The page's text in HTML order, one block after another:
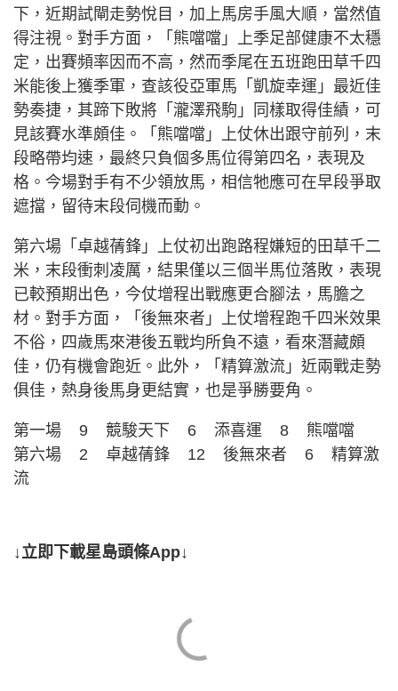
下，近期試閘走勢悅目，加上馬房手風大順，當然值
得注視。對手方面，「熊噹噹」上季足部健康不太穩
定，出賽頻率因而不高，然而季尾在五班跑田草千四
米能後上獲季軍，查該役亞軍馬「凱旋幸運」最近佳
勢奏捷，其蹄下敗將「瀧澤飛駒」同樣取得佳績，可
見該賽水準頗佳。「熊噹噹」上仗休出跟守前列，末
段略帶均速，最終只負個多馬位得第四名，表現及
格。今場對手有不少領放馬，相信牠應可在早段爭取
遮擋，留待末段伺機而動。
第六場「卓越蒨鋒」上仗初出跑路程嫌短的田草千二
米，末段衝刺凌厲，結果僅以三個半馬位落敗，表現
已較預期出色，今仗增程出戰應更合腳法，馬膽之
材。對手方面，「後無來者」上仗增程跑千四米效果
不俗，四歲馬來港後五戰均所負不遠，看來潛藏頗
佳，仍有機會跑近。此外，「精算激流」近兩戰走勢
俱佳，熱身後馬身更結實，也是爭勝要角。
第一場 9 競駿天下 6 添喜運 8 熊噹噹
第六場 2 卓越蒨鋒 12 後無來者 6 精算激
流
↓立即下載星島頭條App↓